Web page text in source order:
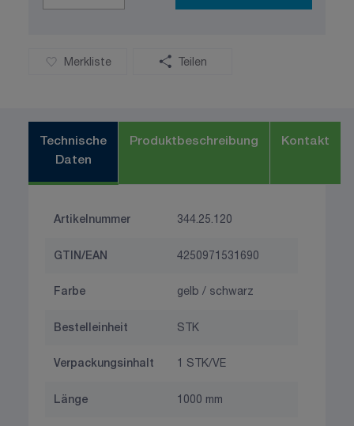
Merkliste Teilen
Technische
Daten
Produktbeschreibung Kontakt
Artikelnummer 344.25.120
GTIN/EAN 4250971531690
Farbe gelb / schwarz
Bestelleinheit STK
Verpackungsinhalt 1 STK/VE
Länge 1000 mm